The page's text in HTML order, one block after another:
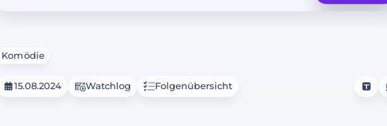
Komödie
15.08.2024 Watchlog Folgenübersicht